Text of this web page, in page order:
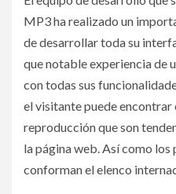
MP3 ha realizado un
de desarrollar toda su
que notable experiencia de
con todas sus
el visitante puede encontrar
reproducción que son
la página web. Así como
conforman el elenco